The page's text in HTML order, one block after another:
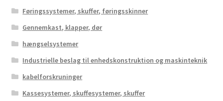
Føringssystemer, skuffer, føringsskinner
Gennemkast, klapper, dør
hængselsystemer
Industrielle beslag til enhedskonstruktion og maskinteknik
kabelforskruninger
Kassesystemer, skuffesystemer, skuffer